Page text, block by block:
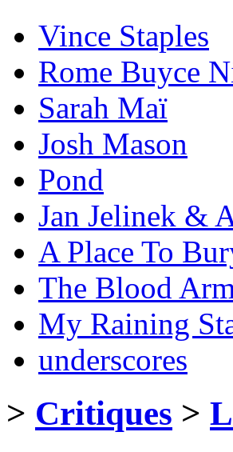
Vince Staples
Rome Buyce
Sarah Maï
Josh Mason
Pond
Jan Jelinek &
A Place To
The Blood
My Raining
underscores
> Critiques >